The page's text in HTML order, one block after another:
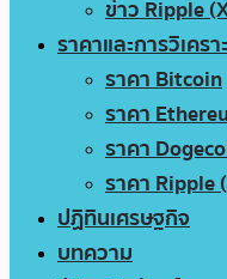
ข่าว Ripple
ราคาและการวิเครา
ราคา Bitcoin
ราคา
ราคา
ราคา Ripple
ปฏิทินเศรษฐกิจ
บทความ